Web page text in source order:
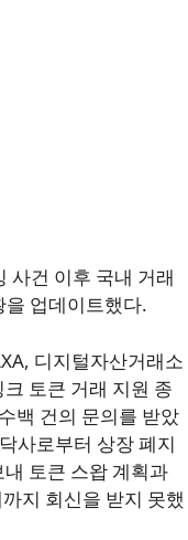
사건 이후 국내 거래
을 업데이트했다.
디지털자산거래소
토큰 거래 지원 종
백 건의 문의를 받았
사로부터 상장 폐지
토큰 스왑 계획과
지 회신을 받지 못했